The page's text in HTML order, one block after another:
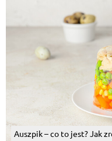
Auszpik – co to jest? Jak